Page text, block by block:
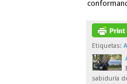
Etiquetas:
sabiduría